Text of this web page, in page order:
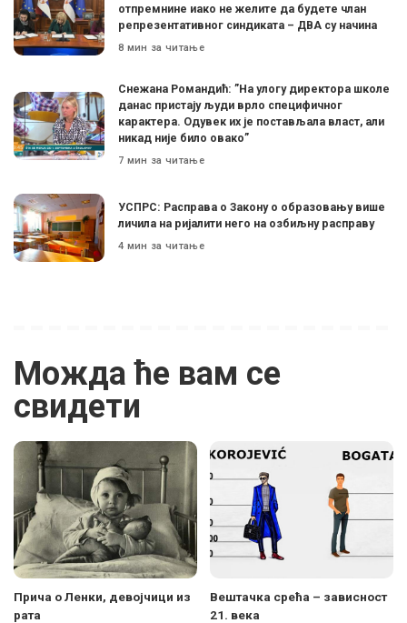
отпремнине иако не желите да будете члан
репрезентативног синдиката – ДВА су начина
8 мин за читање
Снежана Романдић: ”На улогу директора школе
данас пристају људи врло специфичног
карактера. Одувек их је постављала власт, али
никад није било овако”
7 мин за читање
УСПРС: Расправа о Закону о образовању више
личила на ријалити него на озбиљну расправу
4 мин за читање
Можда ће вам се
свидети
Прича о Ленки, девојчици из
рата
Вештачка срећа – зависност
21. века